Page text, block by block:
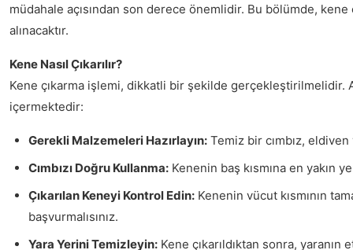
müdahale açısından son derece önemlidir. Bu bölümde,
alınacaktır.
Kene Nasıl Çıkarılır?
Kene çıkarma işlemi, dikkatli bir şekilde gerçekleştirilmelidir.
içermektedir:
Gerekli Malzemeleri Hazırlayın: Temiz bir cımbız,
Cımbızı Doğru Kullanma: Kenenin baş kısmına en yakın
Çıkarılan Keneyi Kontrol Edin: Kenenin vücut kısmının
başvurmalısınız.
Yara Yerini Temizleyin: Kene çıkarıldıktan sonra,